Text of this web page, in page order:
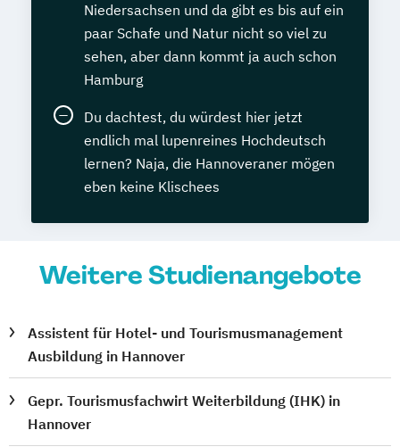
Niedersachsen und da gibt es bis auf ein
paar Schafe und Natur nicht so viel zu
sehen, aber dann kommt ja auch schon
Hamburg
Du dachtest, du würdest hier jetzt
endlich mal lupenreines Hochdeutsch
lernen? Naja, die Hannoveraner mögen
eben keine Klischees
Weitere Studienangebote
Assistent für Hotel- und Tourismusmanagement
Ausbildung in Hannover
Gepr. Tourismusfachwirt Weiterbildung (IHK) in
Hannover